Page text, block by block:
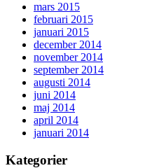
mars 2015
februari 2015
januari 2015
december 2014
november 2014
september 2014
augusti 2014
juni 2014
maj 2014
april 2014
januari 2014
Kategorier